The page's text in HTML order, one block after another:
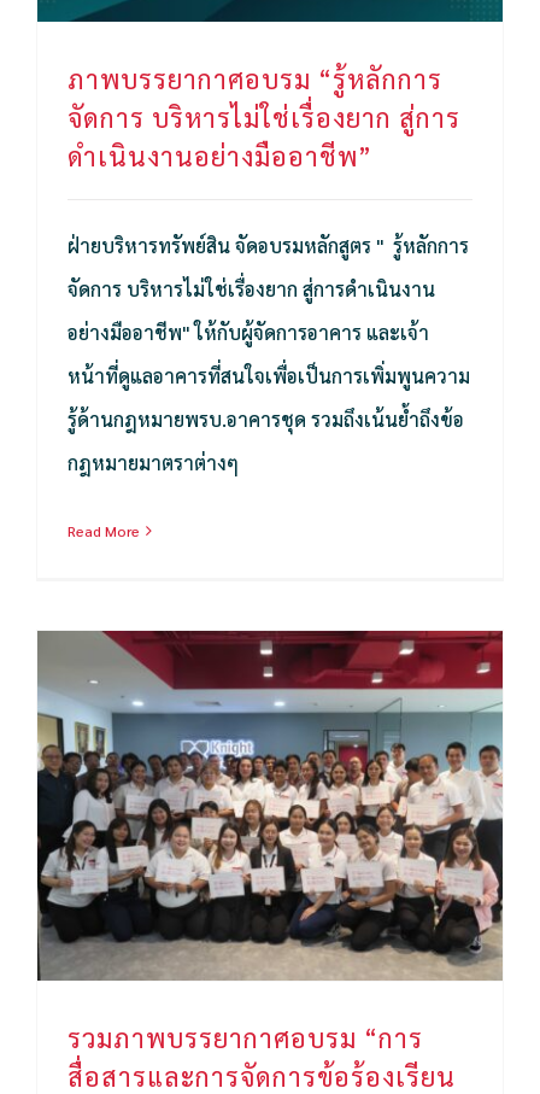
ภาพบรรยากาศอบรม “รู้หลักการ
จัดการ บริหารไม่ใช่เรื่องยาก สู่การ
ดำเนินงานอย่างมืออาชีพ”
ฝ่ายบริหารทรัพย์สิน จัดอบรมหลักสูตร " รู้หลักการ
จัดการ บริหารไม่ใช่เรื่องยาก สู่การดำเนินงาน
อย่างมืออาชีพ" ให้กับผู้จัดการอาคาร และเจ้า
หน้าที่ดูแลอาคารที่สนใจเพื่อเป็นการเพิ่มพูนความ
รู้ด้านกฎหมายพรบ.อาคารชุด รวมถึงเน้นย้ำถึงข้อ
กฎหมายมาตราต่างๆ
Read More
รวมภาพบรรยากาศอบรม “การ
สื่อสารและการจัดการข้อร้องเรียน